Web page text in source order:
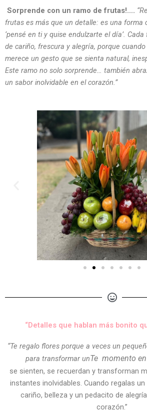
Sorprende con un ramo de frutas!….
frutas es más que un detalle: es una forma
‘pensé en ti y quise endulzarte el día’.
de cariño, frescura y alegría, porque
merece un gesto que se sienta natural,
Este ramo no solo sorprende… también
un sabor inolvidable en el corazón.”
“Detalles que hablan más bonito
“Te regalo flores porque a veces un
para transformar unTe momento
se sienten, se recuerdan y transforman
instantes inolvidables. Cuando regalas
cariño, belleza y un pedacito de
corazón.”